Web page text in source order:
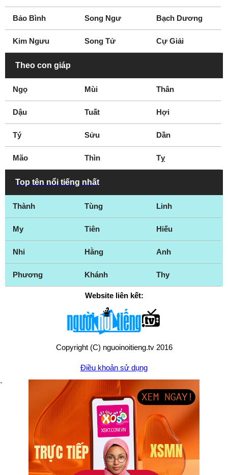
Bảo Bình Song Ngư Bạch Dương
Kim Ngưu Song Tử Cự Giải
Theo con giáp
Ngọ Mùi Thân
Dậu Tuất Hợi
Tý Sửu Dần
Mão Thìn Tỵ
Top tên nổi tiếng nhất
Thành Tùng Linh
My Tiên Hiếu
Nhi Hằng Anh
Phương Khánh Thy
Website liên kết:
Copyright (C) nguoinoitieng.tv 2016
Điều khoản sử dụng
Chính sách quyền riêng tư
Liên hệ: mail.nguoinoitieng.tv@gmail.com